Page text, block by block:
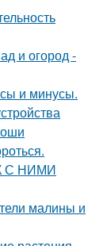
и огород -
и минусы.
С НИМИ
малины и